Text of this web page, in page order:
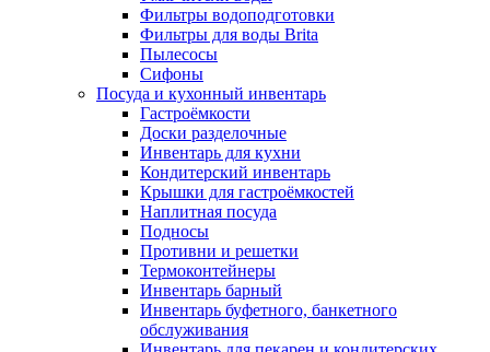
Фильтры водоподготовки
Фильтры для воды Brita
Пылесосы
Сифоны
Посуда и кухонный инвентарь
Гастроёмкости
Доски разделочные
Инвентарь для кухни
Кондитерский инвентарь
Крышки для гастроёмкостей
Наплитная посуда
Подносы
Противни и решетки
Термоконтейнеры
Инвентарь барный
Инвентарь буфетного, банкетного
обслуживания